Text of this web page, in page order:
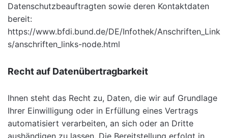
Datenschutzbeauftragten sowie deren Kontaktdaten
bereit:
https://www.bfdi.bund.de/DE/Infothek/Anschriften_Link
s/anschriften_links-node.html
Recht auf Datenübertragbarkeit
Ihnen steht das Recht zu, Daten, die wir auf Grundlage
Ihrer Einwilligung oder in Erfüllung eines Vertrags
automatisiert verarbeiten, an sich oder an Dritte
aushändigen zu lassen. Die Bereitstellung erfolgt in